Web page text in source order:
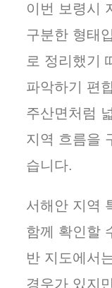
이번 보령시
구분한 형태
로 정리했기
파악하기 편
주산면처럼
지역 흐름을
습니다.
서해안 지역
함께 확인할
반 지도에서
경우가 있지